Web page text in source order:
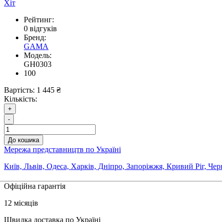
Хіт
Рейтинг:
0 відгуків
Бренд:
GAMA
Модель:
GH0303
100
Вартість: 1 445 ₴
Кількість:
+
-
До кошика
Мережа представництв по Україні
Київ, Львів, Одеса, Харків, Дніпро, Запоріжжя, Кривий Ріг,
Офіційна гарантія
12 місяців
Швидка доставка по Україні